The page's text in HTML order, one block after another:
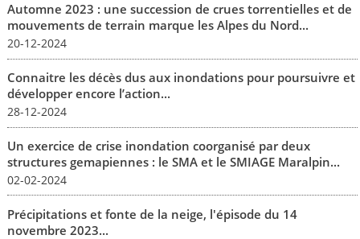
Automne 2023 : une succession de crues torrentielles et de
mouvements de terrain marque les Alpes du Nord...
20-12-2024
Connaitre les décès dus aux inondations pour poursuivre et
développer encore l’action...
28-12-2024
Un exercice de crise inondation coorganisé par deux
structures gemapiennes : le SMA et le SMIAGE Maralpin...
02-02-2024
Précipitations et fonte de la neige, l'épisode du 14
novembre 2023...